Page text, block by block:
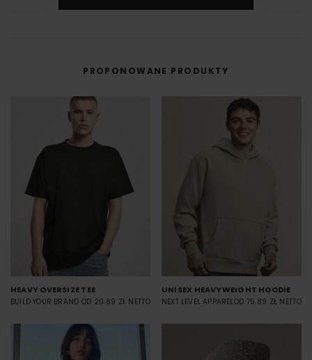
umożliwiająca na bezpośredni nadruk z pliku cyfrowego na odzieży lub
FILM - https://www.youtube.com/watch?v=hQHB5Np5ooY
PROPONOWANE PRODUKTY
HEAVY OVERSIZE TEE
BUILD YOUR BRAND OD 20.69 ZŁ NETTO
UNISEX HEAVYWEIGHT HOODIE
NEXT LEVEL APPARELOD 75.89 ZŁ NETTO